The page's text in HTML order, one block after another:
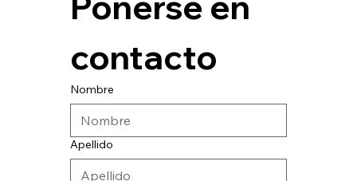
contacto
Nombre
Apellido